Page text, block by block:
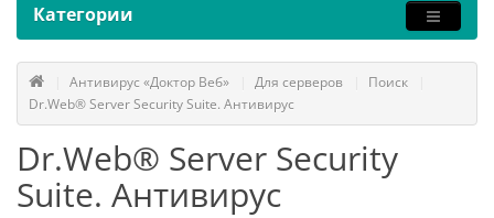
Категории
Антивирус «Доктор Веб» Для серверов
Поиск
Dr.Web® Server Security Suite. Антивирус
Dr.Web® Server Security
Suite. Антивирус